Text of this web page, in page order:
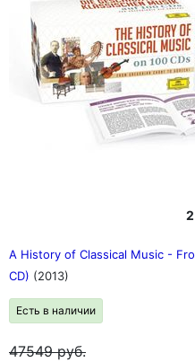
A History of Classical Music -
CD) (2013)
Есть в наличии
47549руб.